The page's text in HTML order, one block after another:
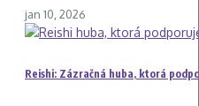
jan 10, 2026
Reishi: Zázračná huba, ktorá